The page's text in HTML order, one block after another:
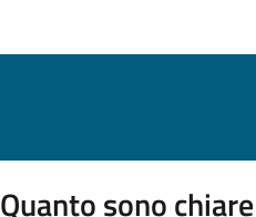
Quanto sono